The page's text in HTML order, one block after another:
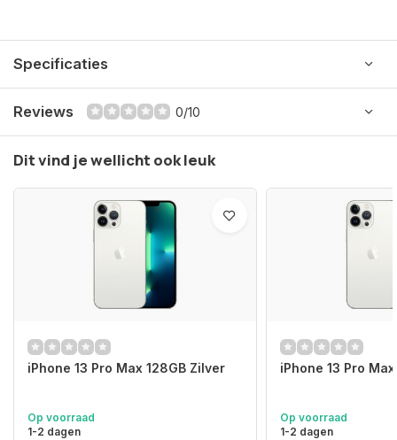
Specificaties
Reviews 0/10
Dit vind je wellicht ook leuk
iPhone 13 Pro Max 128GB Zilver
Op voorraad
1-2 dagen
iPhone 13 Pro
Op voorraad
1-2 dagen